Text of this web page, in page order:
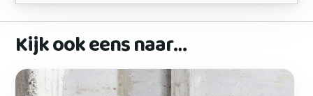
Kijk ook eens naar…